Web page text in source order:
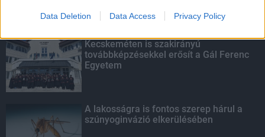
Data Deletion Data Access Privacy Policy
KIEMELT
Kecskeméten is szakirányú
továbbképzésekkel erősít a Gál Ferenc
Egyetem
A lakosságra is fontos szerep hárul a
szúnyoginvázió elkerülésében